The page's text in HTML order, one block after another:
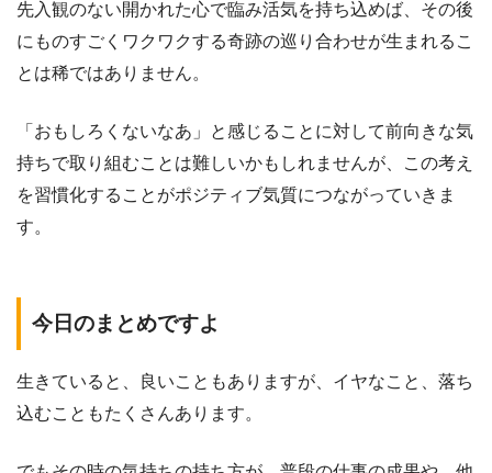
先入観のない開かれた心で臨み活気を持ち込めば、その後
にものすごくワクワクする奇跡の巡り合わせが生まれるこ
とは稀ではありません。
「おもしろくないなあ」と感じることに対して前向きな気
持ちで取り組むことは難しいかもしれませんが、この考え
を習慣化することがポジティブ気質につながっていきま
す。
今日のまとめですよ
生きていると、良いこともありますが、イヤなこと、落ち
込むこともたくさんあります。